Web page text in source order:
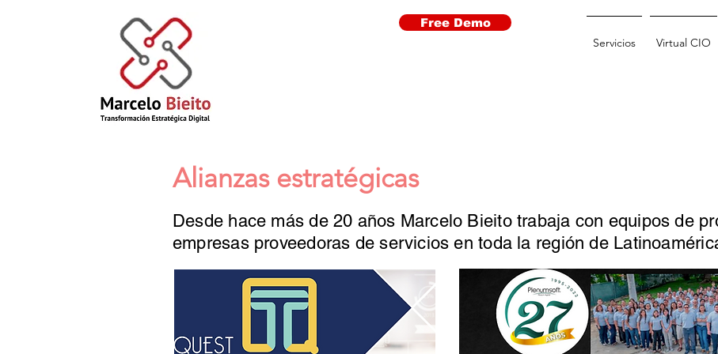
Free Demo
Servicios Virtual CIO
Alianzas estratégicas
Desde hace más de 20 años Marcelo Bieito trabaja con equipos de
empresas proveedoras de servicios en toda la región de